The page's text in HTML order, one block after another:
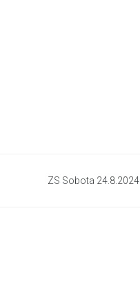
ZS Sobota 24.8.2024